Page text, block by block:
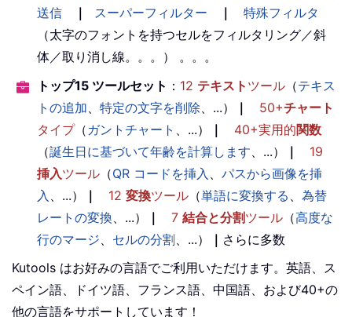
送信
｜ スーパーフィルター ｜
特殊フィルタ
（太字のフォントを持つセルをフィルタリング／斜
体／取り消し線。。。） 。。。
トップ15 ツールセット ： 12 テキスト ツール （テキス
トの追加、 特定の文字を削除、...） ｜ 50+チャート
タイプ（ ガントチャート 、...） ｜ 40+実用的関数
（誕生日に基づいて年齢を計算します、...） ｜
19
挿入ツール （QR コードを挿入 、 パスから画像を挿
入 、...） ｜ 12 変換ツール （単語に変換する 、 為替
レートの変換、...） ｜ 7 結合と分割ツール （高度な
行のマージ、 セルの分割、...） ｜ さらに多数
Kutools はお好みの言語でご利用いただけます。英語、ス
ペイン語、ドイツ語、フランス語、中国語、および40+の
他の言語をサポートしています！